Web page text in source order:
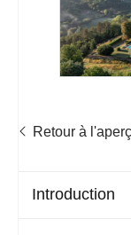
Retour à
Introduction